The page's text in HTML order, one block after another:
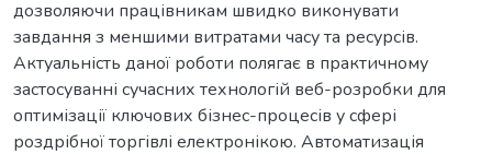
дозволяючи працівникам швидко виконувати
завдання з меншими витратами часу та ресурсів.
Актуальність даної роботи полягає в практичному
застосуванні сучасних технологій веб-розробки для
оптимізації ключових бізнес-процесів у сфері
роздрібної торгівлі електронікою. Автоматизація